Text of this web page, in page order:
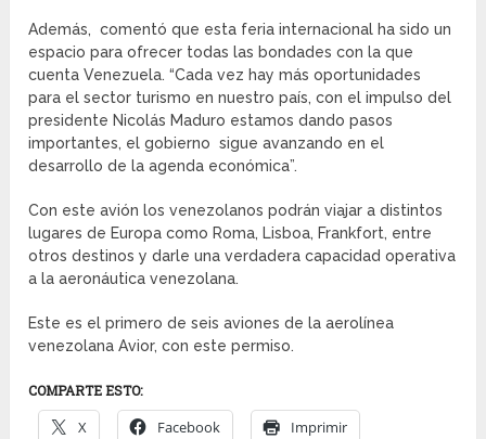
Además, comentó que esta feria internacional ha sido un
espacio para ofrecer todas las bondades con la que
cuenta Venezuela. “Cada vez hay más oportunidades
para el sector turismo en nuestro país, con el impulso del
presidente Nicolás Maduro estamos dando pasos
importantes, el gobierno sigue avanzando en el
desarrollo de la agenda económica”.
Con este avión los venezolanos podrán viajar a distintos
lugares de Europa como Roma, Lisboa, Frankfort, entre
otros destinos y darle una verdadera capacidad operativa
a la aeronáutica venezolana.
Este es el primero de seis aviones de la aerolínea
venezolana Avior, con este permiso.
COMPARTE ESTO:
X Facebook Imprimir